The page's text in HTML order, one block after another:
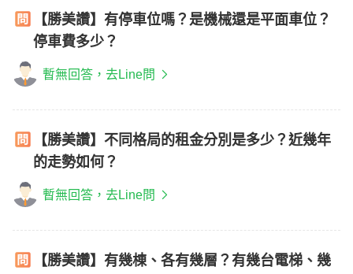
【勝美讚】有停車位嗎？是機械還是平面車位？
停車費多少？
暫無回答，去Line問
【勝美讚】不同格局的租金分別是多少？近幾年
的走勢如何？
暫無回答，去Line問
【勝美讚】有幾棟、各有幾層？有幾台電梯、幾